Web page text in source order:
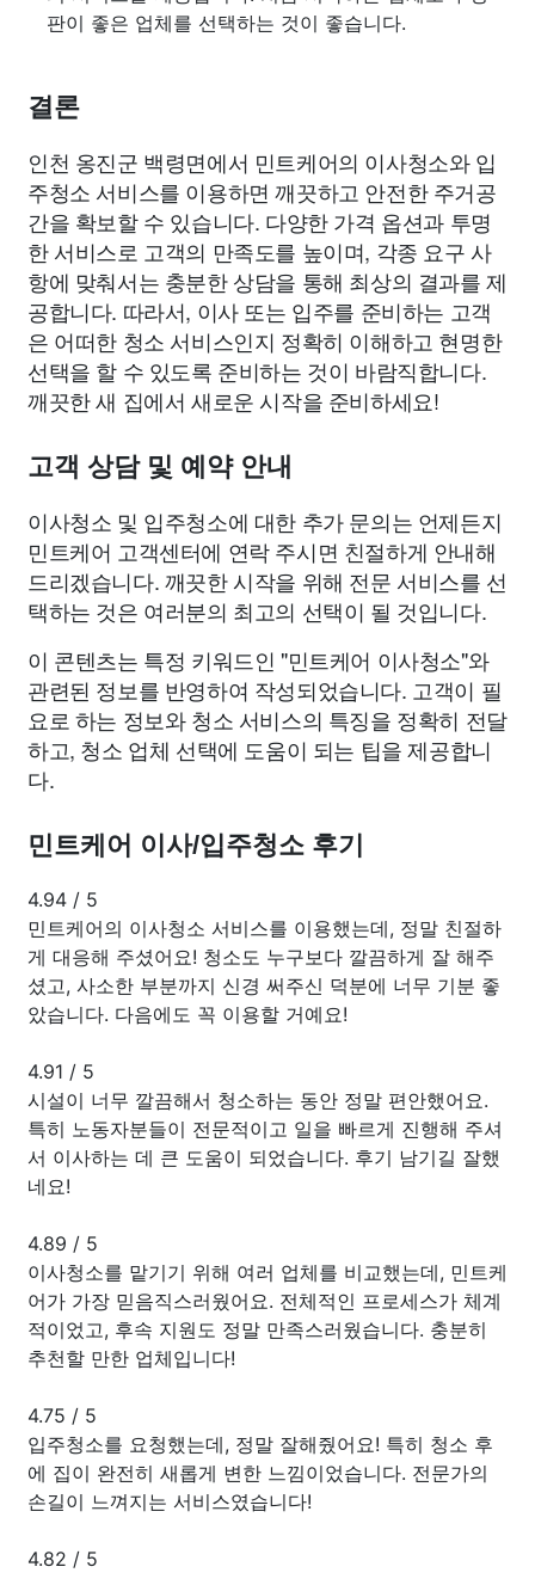
판이 좋은 업체를 선택하는 것이 좋습니다.
결론
인천 옹진군 백령면에서 민트케어의 이사청소와 입
주청소 서비스를 이용하면 깨끗하고 안전한 주거공
간을 확보할 수 있습니다. 다양한 가격 옵션과 투명
한 서비스로 고객의 만족도를 높이며, 각종 요구 사
항에 맞춰서는 충분한 상담을 통해 최상의 결과를 제
공합니다. 따라서, 이사 또는 입주를 준비하는 고객
은 어떠한 청소 서비스인지 정확히 이해하고 현명한
선택을 할 수 있도록 준비하는 것이 바람직합니다.
깨끗한 새 집에서 새로운 시작을 준비하세요!
고객 상담 및 예약 안내
이사청소 및 입주청소에 대한 추가 문의는 언제든지
민트케어 고객센터에 연락 주시면 친절하게 안내해
드리겠습니다. 깨끗한 시작을 위해 전문 서비스를 선
택하는 것은 여러분의 최고의 선택이 될 것입니다.
이 콘텐츠는 특정 키워드인 "민트케어 이사청소"와
관련된 정보를 반영하여 작성되었습니다. 고객이 필
요로 하는 정보와 청소 서비스의 특징을 정확히 전달
하고, 청소 업체 선택에 도움이 되는 팁을 제공합니
다.
민트케어 이사/입주청소 후기
4.94 / 5
민트케어의 이사청소 서비스를 이용했는데, 정말 친절하
게 대응해 주셨어요! 청소도 누구보다 깔끔하게 잘 해주
셨고, 사소한 부분까지 신경 써주신 덕분에 너무 기분 좋
았습니다. 다음에도 꼭 이용할 거예요!
4.91 / 5
시설이 너무 깔끔해서 청소하는 동안 정말 편안했어요.
특히 노동자분들이 전문적이고 일을 빠르게 진행해 주셔
서 이사하는 데 큰 도움이 되었습니다. 후기 남기길 잘했
네요!
4.89 / 5
이사청소를 맡기기 위해 여러 업체를 비교했는데, 민트케
어가 가장 믿음직스러웠어요. 전체적인 프로세스가 체계
적이었고, 후속 지원도 정말 만족스러웠습니다. 충분히
추천할 만한 업체입니다!
4.75 / 5
입주청소를 요청했는데, 정말 잘해줬어요! 특히 청소 후
에 집이 완전히 새롭게 변한 느낌이었습니다. 전문가의
손길이 느껴지는 서비스였습니다!
4.82 / 5